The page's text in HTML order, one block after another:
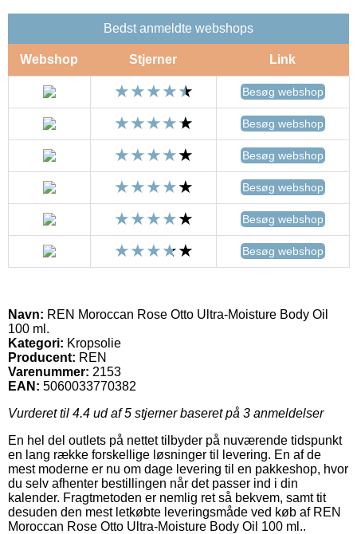
Bedst anmeldte webshops
Webshop Stjerner Link
Besøg webshop
Besøg webshop
Besøg webshop
Besøg webshop
Besøg webshop
Besøg webshop
Navn: REN Moroccan Rose Otto Ultra-Moisture Body Oil
100 ml.
Kategori: Kropsolie
Producent: REN
Varenummer: 2153
EAN: 5060033770382
Vurderet til 4.4 ud af 5 stjerner baseret på 3 anmeldelser
En hel del outlets på nettet tilbyder på nuværende tidspunkt
en lang række forskellige løsninger til levering. En af de
mest moderne er nu om dage levering til en pakkeshop, hvor
du selv afhenter bestillingen når det passer ind i din
kalender. Fragtmetoden er nemlig ret så bekvem, samt tit
desuden den mest letkøbte leveringsmåde ved køb af REN
Moroccan Rose Otto Ultra-Moisture Body Oil 100 ml..